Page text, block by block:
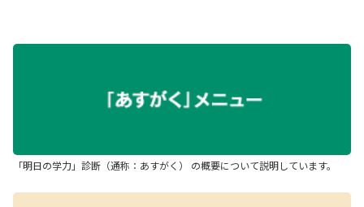
「明日の学力」診断（通称：あすがく） の概要について説明しています。